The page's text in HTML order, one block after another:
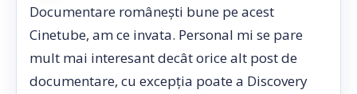
Documentare românești bune pe acest
Cinetube, am ce invata. Personal mi se pare
mult mai interesant decât orice alt post de
documentare, cu excepția poate a Discovery